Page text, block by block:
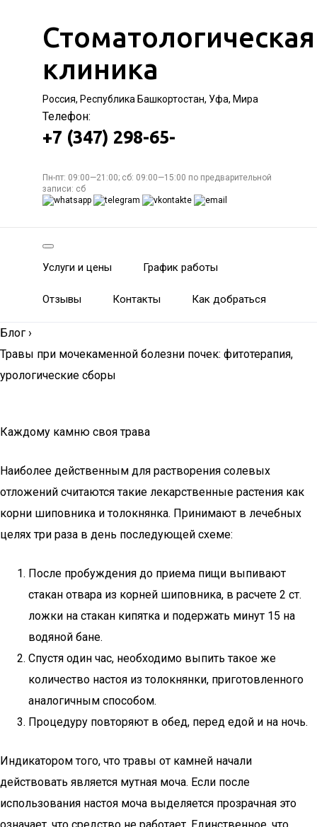
Стоматологическая
клиника
Россия, Республика Башкортостан, Уфа, Мира
Телефон:
+7 (347) 298-65-
Пн-пт: 09:00—21:00; сб: 09:00—15:00 по предварительной
записи: сб
Услуги и цены График работы
Отзывы Контакты Как добраться
Блог ›
Травы при мочекаменной болезни почек: фитотерапия,
урологические сборы
Каждому камню своя трава
Наиболее действенным для растворения солевых
отложений считаются такие лекарственные растения как
корни шиповника и толокнянка. Принимают в лечебных
целях три раза в день последующей схеме:
После пробуждения до приема пищи выпивают
стакан отвара из корней шиповника, в расчете 2 ст.
ложки на стакан кипятка и подержать минут 15 на
водяной бане.
Спустя один час, необходимо выпить такое же
количество настоя из толокнянки, приготовленного
аналогичным способом.
Процедуру повторяют в обед, перед едой и на ночь.
Индикатором того, что травы от камней начали
действовать является мутная моча. Если после
использования настоя моча выделяется прозрачная это